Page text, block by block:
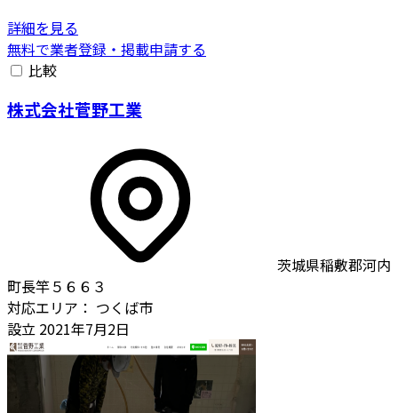
詳細を見る
無料で業者登録・掲載申請する
比較
株式会社菅野工業
茨城県稲敷郡河内
町長竿５６６３
対応エリア： つくば市
設立 2021年7月2日